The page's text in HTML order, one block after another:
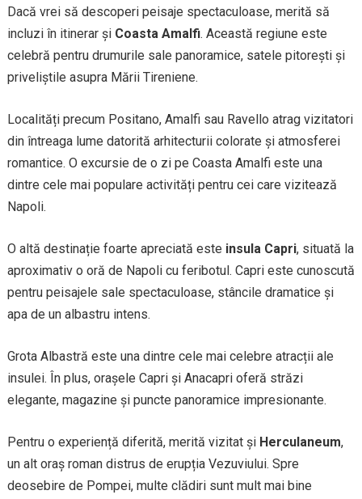
Dacă vrei să descoperi peisaje spectaculoase, merită să
incluzi în itinerar și Coasta Amalfi. Această regiune este
celebră pentru drumurile sale panoramice, satele pitorești și
priveliștile asupra Mării Tireniene.
Localități precum Positano, Amalfi sau Ravello atrag vizitatori
din întreaga lume datorită arhitecturii colorate și atmosferei
romantice. O excursie de o zi pe Coasta Amalfi este una
dintre cele mai populare activități pentru cei care vizitează
Napoli.
O altă destinație foarte apreciată este insula Capri, situată la
aproximativ o oră de Napoli cu feribotul. Capri este cunoscută
pentru peisajele sale spectaculoase, stâncile dramatice și
apa de un albastru intens.
Grota Albastră este una dintre cele mai celebre atracții ale
insulei. În plus, orașele Capri și Anacapri oferă străzi
elegante, magazine și puncte panoramice impresionante.
Pentru o experiență diferită, merită vizitat și Herculaneum,
un alt oraș roman distrus de erupția Vezuviului. Spre
deosebire de Pompei, multe clădiri sunt mult mai bine